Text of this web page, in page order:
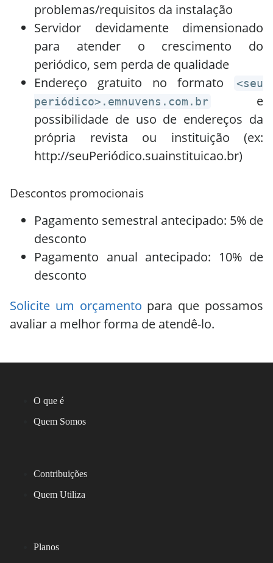
problemas/requisitos da instalação
Servidor devidamente dimensionado
para atender o crescimento do
periódico, sem perda de qualidade
Endereço gratuito no formato
<seu
periódico>.emnuvens.com.br
e
possibilidade de uso de endereços da
própria revista ou instituição (ex:
http://seuPeriódico.suainstituicao.br)
Descontos promocionais
Pagamento semestral antecipado: 5% de
desconto
Pagamento anual antecipado: 10% de
desconto
Solicite um orçamento para que possamos
avaliar a melhor forma de atendê-lo.
O que é
Quem Somos
Contribuições
Quem Utiliza
Planos